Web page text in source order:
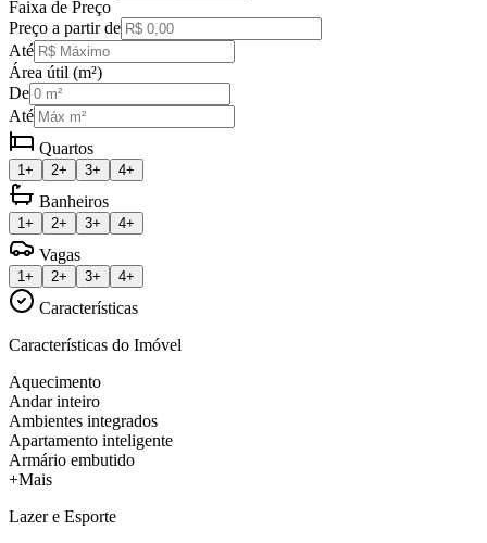
Faixa de Preço
Preço a partir de
Até
Área útil (m²)
De
Até
Quartos
1+ 2+ 3+ 4+
Banheiros
1+ 2+ 3+ 4+
Vagas
1+ 2+ 3+ 4+
Características
Características do Imóvel
Aquecimento
Andar inteiro
Ambientes integrados
Apartamento inteligente
Armário embutido
+Mais
Lazer e Esporte